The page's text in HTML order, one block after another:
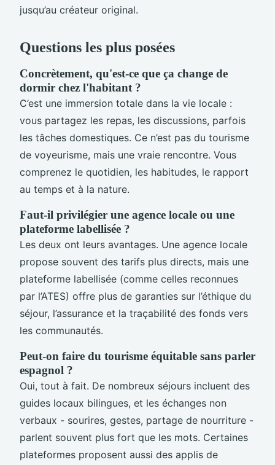
jusqu’au créateur original.
Questions les plus posées
Concrètement, qu'est-ce que ça change de
dormir chez l'habitant ?
C’est une immersion totale dans la vie locale :
vous partagez les repas, les discussions, parfois
les tâches domestiques. Ce n’est pas du tourisme
de voyeurisme, mais une vraie rencontre. Vous
comprenez le quotidien, les habitudes, le rapport
au temps et à la nature.
Faut-il privilégier une agence locale ou une
plateforme labellisée ?
Les deux ont leurs avantages. Une agence locale
propose souvent des tarifs plus directs, mais une
plateforme labellisée (comme celles reconnues
par l’ATES) offre plus de garanties sur l’éthique du
séjour, l’assurance et la traçabilité des fonds vers
les communautés.
Peut-on faire du tourisme équitable sans parler
espagnol ?
Oui, tout à fait. De nombreux séjours incluent des
guides locaux bilingues, et les échanges non
verbaux - sourires, gestes, partage de nourriture -
parlent souvent plus fort que les mots. Certaines
plateformes proposent aussi des applis de